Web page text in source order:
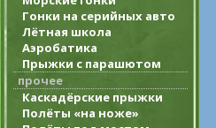
Гонки на серийных авто
Лётная школа
Аэробатика
Прыжки с парашютом
прочее
Каскадёрские прыжки
Полёты «на ноже»